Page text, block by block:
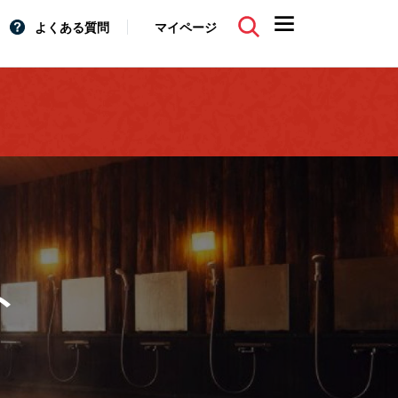
よくある質問 マイページ